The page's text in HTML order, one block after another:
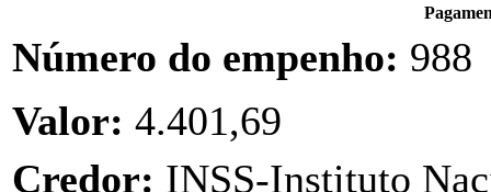
Número do empenho: 988
Valor: 4.401,69
Credor: INSS-Instituto